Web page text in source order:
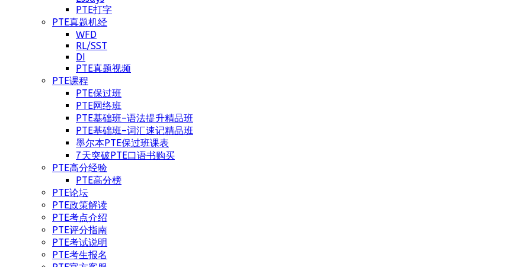
PTE打字
PTE真题机经
WFD
RL/SST
DI
PTE真题视频
PTE课程
PTE保过班
PTE网络班
PTE基础班–语法提升精品班
PTE基础班–词汇速记精品班
墨尔本PTE保过班课表
7天突破PTE口语书购买
PTE高分经验
PTE高分榜
PTE论坛
PTE政策解读
PTE考点介绍
PTE评分指南
PTE考试说明
PTE考生报名